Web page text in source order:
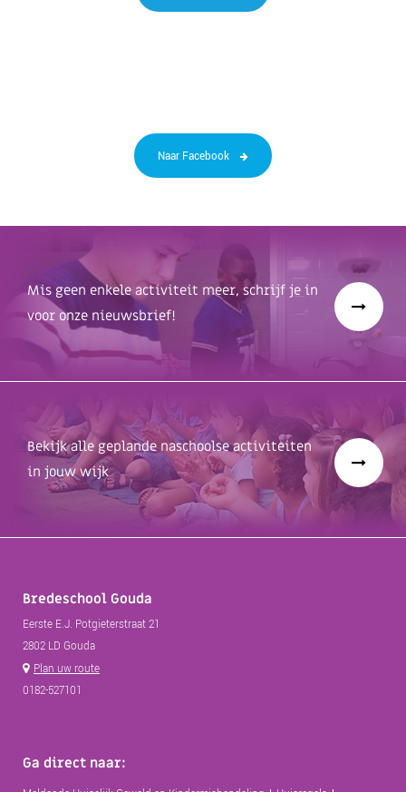
Naar Facebook
Mis geen enkele activiteit meer, schrijf je in
voor onze nieuwsbrief!
Bekijk alle geplande naschoolse activiteiten
in jouw wijk
Bredeschool Gouda
Eerste E.J. Potgieterstraat 21
2802 LD Gouda
Plan uw route
0182-527101
Ga direct naar: